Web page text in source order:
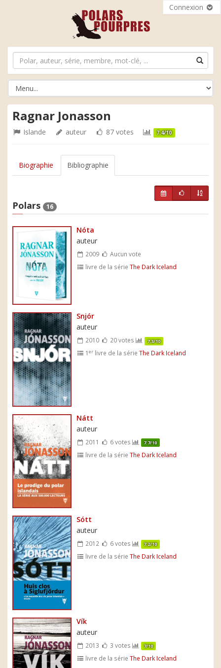
Connexion
Ragnar Jonasson
Islande auteur 87 votes 7.4/10
Biographie Bibliographie
Polars 16
Nóta
auteur
2009
Aucun vote
livre de la sérieThe Dark Iceland
Snjór
auteur
2010 20 votes 7.3/10
1er livre de la sérieThe Dark Iceland
Nátt
auteur
2011 6 votes 7.7/10
livre de la sérieThe Dark Iceland
Sótt
auteur
2012 6 votes 7.2/10
livre de la sérieThe Dark Iceland
Vík
auteur
2013 3 votes 7/10
livre de la sérieThe Dark Iceland